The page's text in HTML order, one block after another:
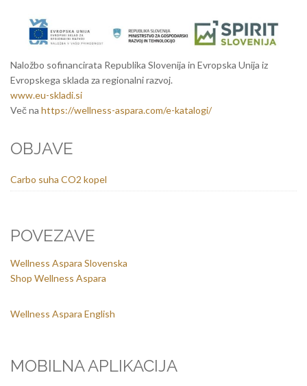
Naložbo sofinancirata Republika Slovenija in Evropska Unija iz
Evropskega sklada za regionalni razvoj.
www.eu-skladi.si
Več na https://wellness-aspara.com/e-katalogi/
OBJAVE
Carbo suha CO2 kopel
POVEZAVE
Wellness Aspara Slovenska
Shop Wellness Aspara
Wellness Aspara English
MOBILNA APLIKACIJA